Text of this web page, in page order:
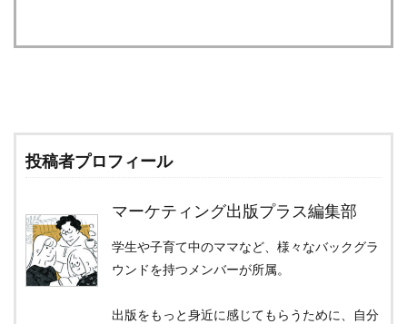
投稿者プロフィール
マーケティング出版プラス編集部
学生や子育て中のママなど、様々なバックグラ
ウンドを持つメンバーが所属。
出版をもっと身近に感じてもらうために、自分